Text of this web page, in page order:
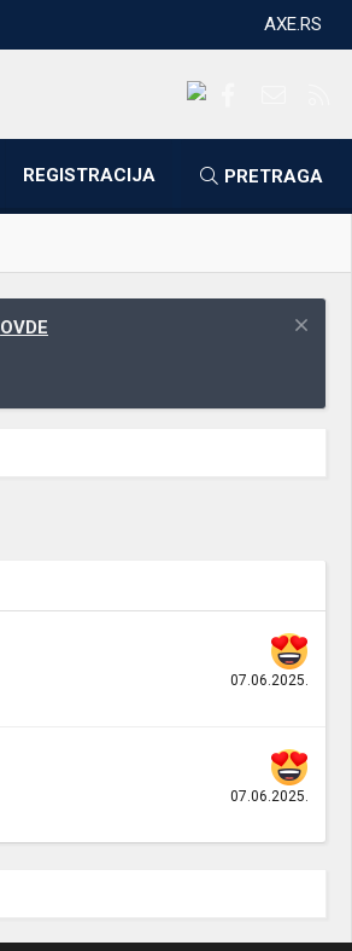
AXE.RS
REGISTRACIJA PRETRAGA
OVDE
07.06.2025.
07.06.2025.